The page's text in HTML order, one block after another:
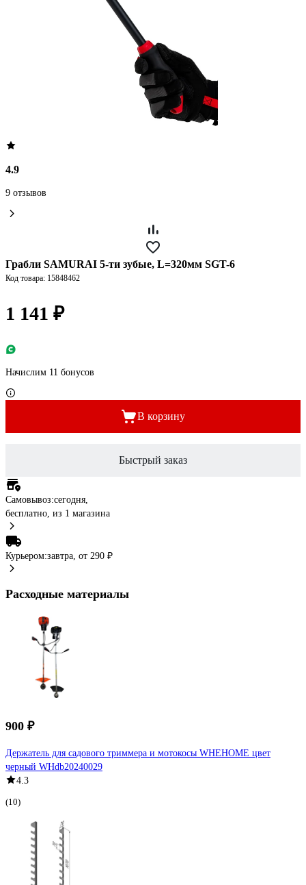
4.9
9 отзывов
Грабли SAMURAI 5-ти зубые, L=320мм SGT-6
Код товара: 15848462
1 141 ₽
Начислим 11 бонусов
В корзину
Быстрый заказ
Самовывоз:сегодня,
бесплатно, из 1 магазина
Курьером:завтра, от 290 ₽
Расходные материалы
900 ₽
Держатель для садового триммера и мотокосы WHEHOME цвет
черный WHdb20240029
4.3
(10)